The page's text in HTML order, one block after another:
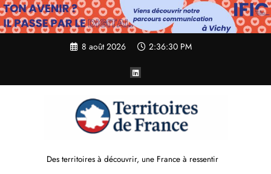
Aller
au
contenu
8 août 2026 2:36:31 PM
Des territoires à découvrir, une France à ressentir